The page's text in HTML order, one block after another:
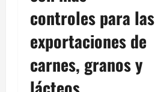
controles para las
exportaciones de
carnes, granos y